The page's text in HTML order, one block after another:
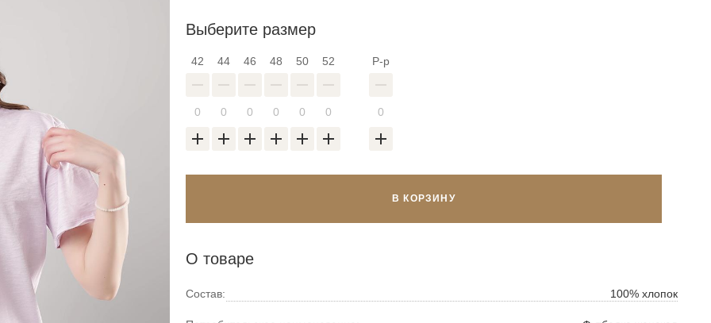
Выберите размер
42 44 46 48 50 52 Р-р
В КОРЗИНУ
О товаре
Состав: 100% хлопок
Войти в аккаунт
Введите свою электронную почту и пароль
Введите код
новый список